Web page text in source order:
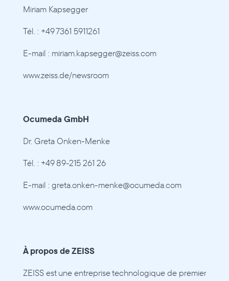
Miriam Kapsegger
Tél. : +49 7361 5911261
E-mail : miriam.kapsegger@zeiss.com
www.zeiss.de/newsroom
Ocumeda GmbH
Dr. Greta Onken-Menke
Tél. : +49 89-215 261 26
E-mail : greta.onken-menke@ocumeda.com
www.ocumeda.com
À propos de ZEISS
ZEISS est une entreprise technologique de premier